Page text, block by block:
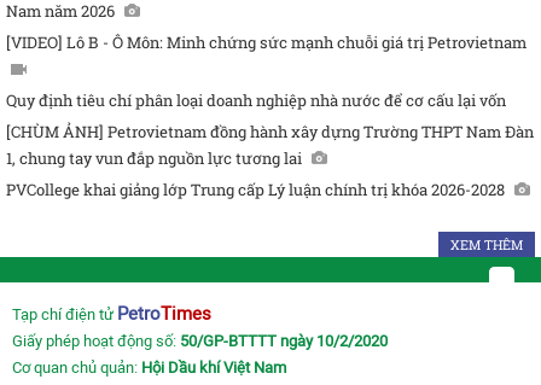
Nam năm 2026
[VIDEO] Lô B - Ô Môn: Minh chứng sức mạnh chuỗi giá trị Petrovietnam
Quy định tiêu chí phân loại doanh nghiệp nhà nước để cơ cấu lại vốn
[CHÙM ẢNH] Petrovietnam đồng hành xây dựng Trường THPT Nam Đàn
1, chung tay vun đắp nguồn lực tương lai
PVCollege khai giảng lớp Trung cấp Lý luận chính trị khóa 2026-2028
XEM THÊM
Tạp chí điện tử PetroTimes
Giấy phép hoạt động số: 50/GP-BTTTT ngày 10/2/2020
Cơ quan chủ quản: Hội Dầu khí Việt Nam